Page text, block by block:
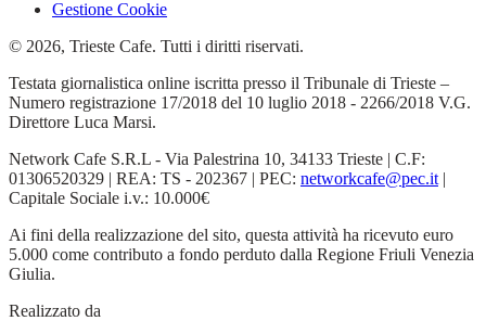
Gestione Cookie
© 2026, Trieste Cafe. Tutti i diritti riservati.
Testata giornalistica online iscritta presso il Tribunale di Trieste –
Numero registrazione 17/2018 del 10 luglio 2018 - 2266/2018 V.G.
Direttore Luca Marsi.
Network Cafe S.R.L - Via Palestrina 10, 34133 Trieste | C.F:
01306520329 | REA: TS - 202367 | PEC: networkcafe@pec.it |
Capitale Sociale i.v.: 10.000€
Ai fini della realizzazione del sito, questa attività ha ricevuto euro
5.000 come contributo a fondo perduto dalla Regione Friuli Venezia
Giulia.
Realizzato da